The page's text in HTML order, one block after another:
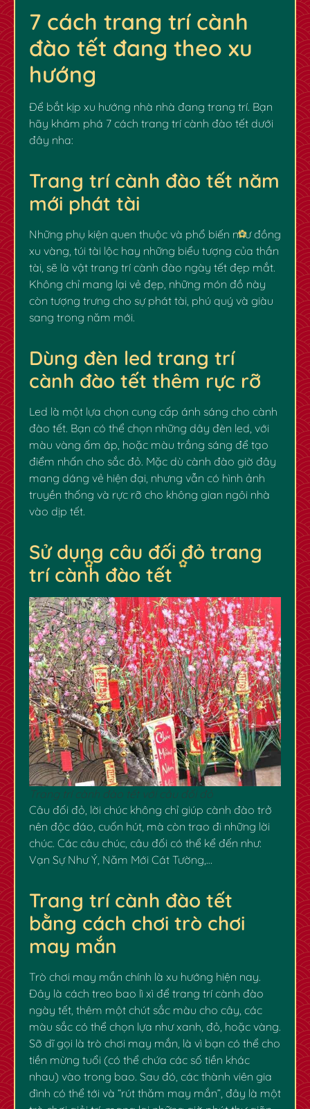
7 cách trang trí cành
đào tết đang theo xu
hướng
Để bắt kịp xu hướng nhà nhà đang trang trí. Bạn
hãy khám phá 7 cách trang trí cành đào tết dưới
đây nha:
Trang trí cành đào tết năm
mới phát tài
Những phụ kiện quen thuộc và phổ biến như đồng
xu vàng, túi tài lộc hay những biểu tượng của thần
tài, sẽ là vật trang trí cành đào ngày tết đẹp mắt.
Không chỉ mang lại vẻ đẹp, những món đồ này
còn tượng trưng cho sự phát tài, phú quý và giàu
sang trong năm mới.
Dùng đèn led trang trí
cành đào tết thêm rực rỡ
Led là một lựa chọn cung cấp ánh sáng cho cành
đào tết. Bạn có thể chọn những dây đèn led, với
màu vàng ấm áp, hoặc màu trắng sáng để tạo
điểm nhấn cho sắc đỏ. Mặc dù cành đào giờ đây
mang dáng vẻ hiện đại, nhưng vẫn có hình ảnh
truyền thống và rực rỡ cho không gian ngôi nhà
vào dịp tết.
Sử dụng câu đối đỏ trang
trí cành đào tết
Trang trí cành đào tết với câu đối đỏ
Câu đối đỏ, lời chúc không chỉ giúp cành đào trở
nên độc đáo, cuốn hút, mà còn trao đi những lời
chúc. Các câu chúc, câu đối có thể kể đến như:
Vạn Sự Như Ý, Năm Mới Cát Tường,…
Trang trí cành đào tết
bằng cách chơi trò chơi
may mắn
Trò chơi may mắn chính là xu hướng hiện nay.
Đây là cách treo bao lì xì để trang trí cành đào
ngày tết, thêm một chút sắc màu cho cây, các
màu sắc có thể chọn lựa như xanh, đỏ, hoặc vàng.
Sỡ dĩ gọi là trò chơi may mắn, là vì bạn có thể cho
tiền mừng tuổi (có thể chứa các số tiền khác
nhau) vào trong bao. Sau đó, các thành viên gia
đình có thể tới và “rút thăm may mắn”, đây là một
✿
✿